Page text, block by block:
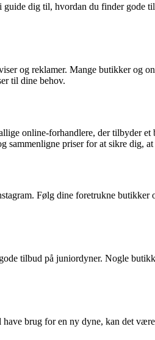
dig til, hvordan du finder gode
og reklamer. Mange butikker og
til dine behov.
online-forhandlere, der tilbyder
priser for at sikre dig, at
Følg dine foretrukne
tilbud på juniordyner. Nogle
brug for en ny dyne, kan det